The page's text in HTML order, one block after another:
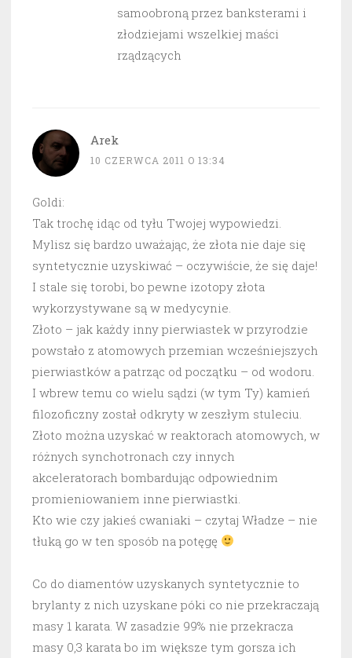
samoobroną przez banksterami i
złodziejami wszelkiej maści
rządzących
Arek
10 CZERWCA 2011 O 13:34
Goldi:
Tak trochę idąc od tyłu Twojej wypowiedzi.
Mylisz się bardzo uważając, że złota nie daje się
syntetycznie uzyskiwać – oczywiście, że się daje!
I stale się torobi, bo pewne izotopy złota
wykorzystywane są w medycynie.
Złoto – jak każdy inny pierwiastek w przyrodzie
powstało z atomowych przemian wcześniejszych
pierwiastków a patrząc od początku – od wodoru.
I wbrew temu co wielu sądzi (w tym Ty) kamień
filozoficzny został odkryty w zeszłym stuleciu.
Złoto można uzyskać w reaktorach atomowych, w
różnych synchotronach czy innych
akceleratorach bombardując odpowiednim
promieniowaniem inne pierwiastki.
Kto wie czy jakieś cwaniaki – czytaj Władze – nie
tłuką go w ten sposób na potęgę
Co do diamentów uzyskanych syntetycznie to
brylanty z nich uzyskane póki co nie przekraczają
masy 1 karata. W zasadzie 99% nie przekracza
masy 0,3 karata bo im większe tym gorsza ich